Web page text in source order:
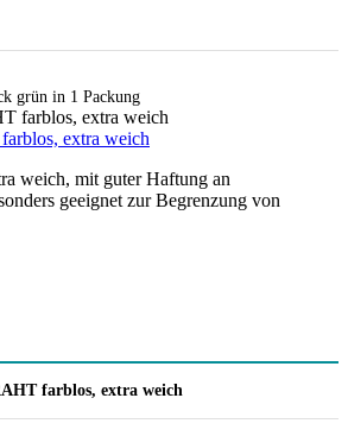
grün in 1 Packung
extra weich
weich, mit guter Haftung an
geeignet zur Begrenzung von
farblos, extra weich